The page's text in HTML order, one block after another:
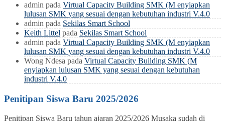
admin pada Virtual Capacity Building SMK (M enyiapkan
lulusan SMK yang sesuai dengan kebutuhan industri V.4.0
admin pada Sekilas Smart School
Keith Littel pada Sekilas Smart School
admin pada Virtual Capacity Building SMK (M enyiapkan
lulusan SMK yang sesuai dengan kebutuhan industri V.4.0
Wong Ndesa pada Virtual Capacity Building SMK (M
enyiapkan lulusan SMK yang sesuai dengan kebutuhan
industri V.4.0
Penitipan Siswa Baru 2025/2026
Penitipan Siswa Baru tahun ajaran 2025/2026 Musaka sudah di